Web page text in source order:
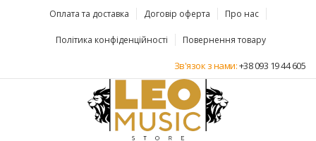
Оплата та доставка Договір оферта Про нас
Політика конфіденційності Повернення товару
Зв'язок з нами:+38 093 19 44 605